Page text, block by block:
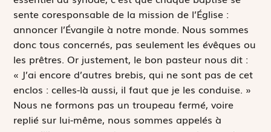
sente coresponsable de la mission de l’Église :
annoncer l’Évangile à notre monde. Nous sommes
donc tous concernés, pas seulement les évêques ou
les prêtres. Or justement, le bon pasteur nous dit :
« J’ai encore d’autres brebis, qui ne sont pas de cet
enclos : celles-là aussi, il faut que je les conduise. »
Nous ne formons pas un troupeau fermé, voire
replié sur lui-même, nous sommes appelés à